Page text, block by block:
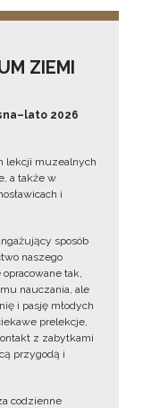
ZIEMI
2026
lekcji muzealnych
a także w
i
sposób
naszego
tak,
nauczania, ale
i pasję młodych
prelekcje,
z zabytkami
przygodą i
codzienne